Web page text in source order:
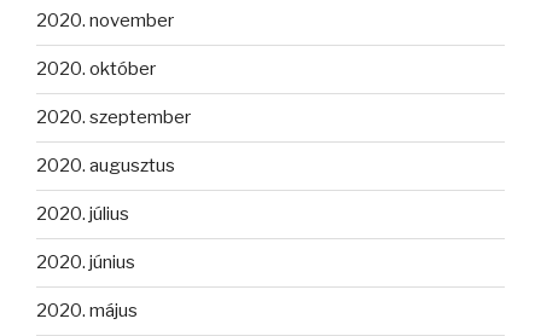
2020. november
2020. október
2020. szeptember
2020. augusztus
2020. július
2020. június
2020. május